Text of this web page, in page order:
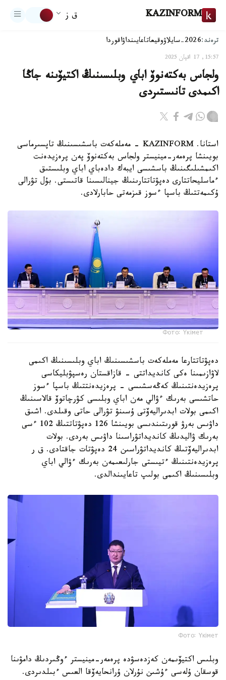
KAZINFORM ق ز
ترەند:2026-سايلاۋ وقيعاتاعايىنداۋاقوردا
15:57, 17 اقپان 2025
ولجاس بەكتەنوۆ اباي وبلىسىنىڭ اكتيۆىنە جاڭا
اكىمدى تانىستىردى
استانا. KAZINFORM - مەملەكەت باسشىسىنىڭ تاپسىرماسى
بويىنشا پرەمەر-مينيستر ولجاس بەكتەنوۆ پەن پرەزيدەنت
اكىمشىلىگىنىڭ باسشىسى ايبەك دادەباي اباي وبلىستىق
ءماسليحاتتارى دەپۋتاتتارىنىڭ جينالىسىنا قاتىستى. بۇل تۋرالى
ۇكىمەتتىڭ باسپا ءسوز قىزمەتى حابارلادى.
Фото: Үкімет
دەپۋتاتتارعا مەملەكەت باسشىسىنىڭ اباي وبلىسىنىڭ اكىمى
لاۋازىمىنا ەكى كانديداتتى - قازاقستان رەسپۋبليكاسى
پرەزيدەنتىنىڭ كەڭەسشىسى - پرەزيدەنتتىڭ باسپا ءسوز
حاتشىسى بەرىك ءۋالي مەن اباي وبلىسى كۋرچاتوۆ قالاسىنىڭ
اكىمى بولات ابدىراليەۆتى ۇسىنۋ تۋرالى حاتى وقىلدى. اشىق
داۋىس بەرۋ قورىتىندىسى بويىنشا 126 دەپۋتاتتىڭ 102 ءسى
بەرىك ۋاليدىڭ كانديداتۋراسىنا داۋىس بەردى. بولات
ابدىراليەۆتىڭ كانديداتۋراسىن 24 دەپۋتات جاقتادى. ق ر
پرەزيدەنتىنىڭ ءتيىستى جارلىعىمەن بەرىك ءۋالي اباي
وبلىسىنىڭ اكىمى بولىپ تاعايىندالدى.
Фото: Үкімет
وبلىس اكتيۆىمەن كەزدەسۋدە پرەمەر-مينيستر ءوڭىردىڭ دامۋىنا
قوسقان ۇلەسى ءۇشىن نۇرلان ۇرانحايەۆقا العىس ءبىلدىردى.